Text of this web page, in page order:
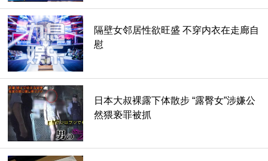
隔壁女邻居性欲旺盛 不穿内衣在走廊自
慰
日本大叔裸露下体散步 “露臀女”涉嫌公
然猥亵罪被抓